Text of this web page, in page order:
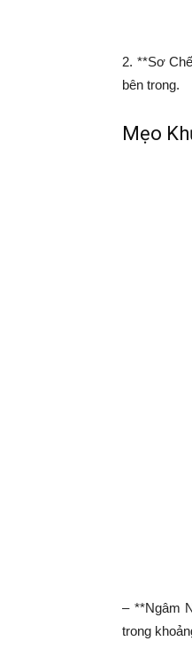
2. **Sơ
bên trong.
Mẹo
– **Ngâm
trong